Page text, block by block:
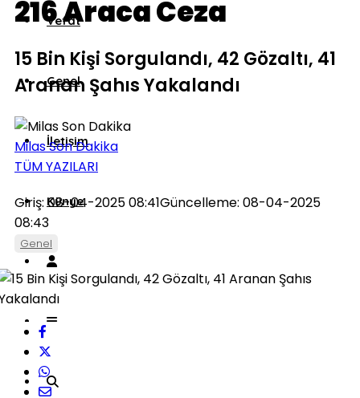
Vefat
Genel
İletişim
Künye
216 Araca Ceza
15 Bin Kişi Sorgulandı, 42 Gözaltı, 41
Aranan Şahıs Yakalandı
Milas Son Dakika
TÜM YAZILARI
Giriş: 08-04-2025 08:41Güncelleme: 08-04-2025
08:43
Genel